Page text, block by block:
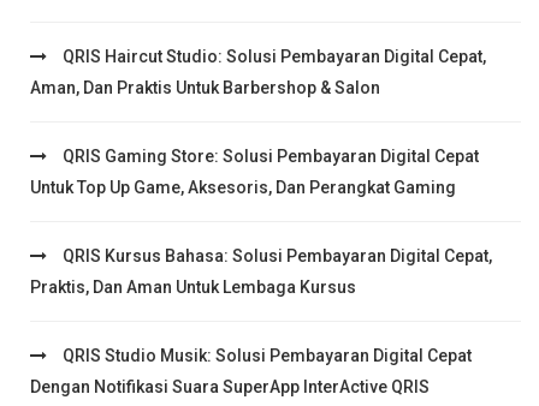
QRIS Haircut Studio: Solusi Pembayaran Digital Cepat,
Aman, Dan Praktis Untuk Barbershop & Salon
QRIS Gaming Store: Solusi Pembayaran Digital Cepat
Untuk Top Up Game, Aksesoris, Dan Perangkat Gaming
QRIS Kursus Bahasa: Solusi Pembayaran Digital Cepat,
Praktis, Dan Aman Untuk Lembaga Kursus
QRIS Studio Musik: Solusi Pembayaran Digital Cepat
Dengan Notifikasi Suara SuperApp InterActive QRIS